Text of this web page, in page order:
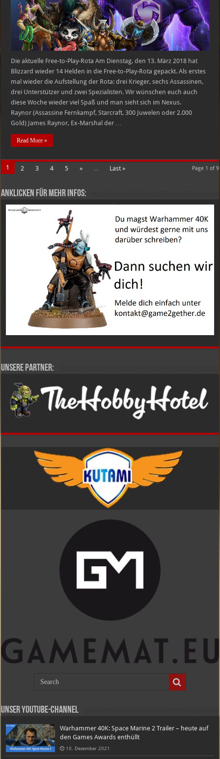
13.03.2018
–
19.03.2018
Die aktuelle Free-to-Play-Rota Am Dienstag, den 13. März 2018 hat
Blizzard wieder 14 Helden in die Free-to-Play-Rota gepackt. Als erstes
mal wieder die Aufstellung der Rota: drei Krieger, sechs Assassinen,
drei Unterstützer und zwei Spezialisten. Wir wünschen euch auch
diese Woche wieder viel Spaß und man sieht sich im Nexus.
Raynor (Assassine Fernkampf, Starcraft, 300 Juwelen oder 2.000
Gold) James Raynor, Ex-Marshal der …
Read More »
Page 1 of 9
1 2 3 4 5 » ... Last »
Anklicken für mehr Infos:
Unsere Partner:
Unser Youtube-Channel
Warhammer 40K: Space Marine 2 Trailer – heute auf
den Games Awards enthüllt
10. Dezember 2021